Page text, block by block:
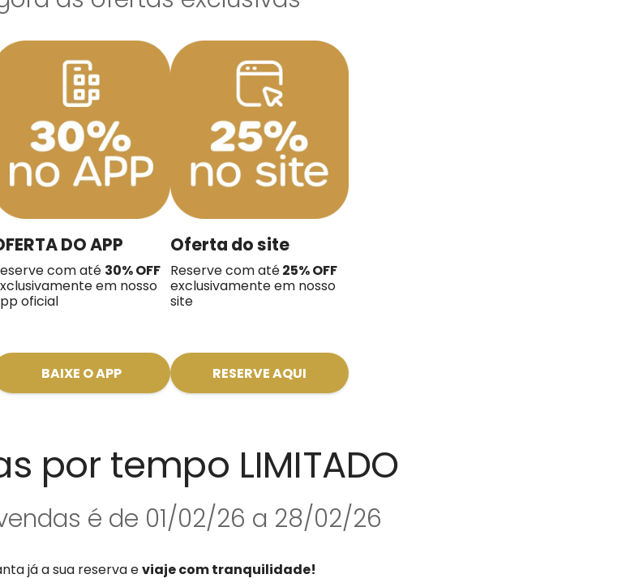
DO APP
com até 30% OFF
em nosso
oficial
BAIXE O APP
Oferta do site
Reserve com até25% OFF
exclusivamente em nosso
site
RESERVE AQUI
por tempo LIMITADO
é de 01/02/26 a 28/02/26
já a sua reserva eviaje com tranquilidade!